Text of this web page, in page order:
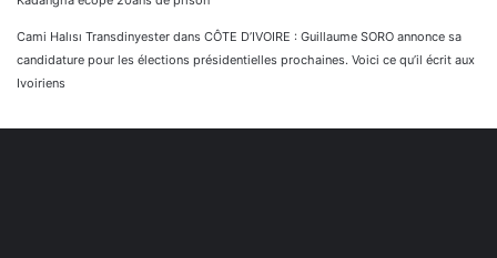
Cami Halısı Transdinyester dans CÔTE D’IVOIRE : Guillaume SORO annonce sa
candidature pour les élections présidentielles prochaines. Voici ce qu’il écrit aux
Ivoiriens